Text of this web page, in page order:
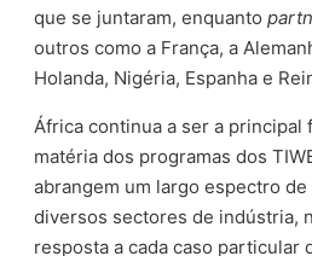
que se juntaram, enquanto
outros como a França, a
Holanda, Nigéria, Espanha e
África continua a ser a principal
matéria dos programas dos
abrangem um largo espectro
diversos sectores de indústria,
resposta a cada caso particular